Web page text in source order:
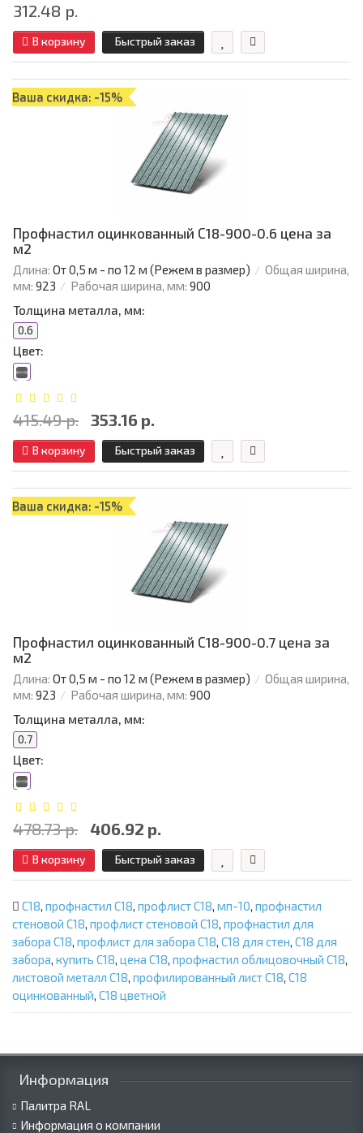
312.48 р.
В корзину Быстрый заказ
Ваша скидка: -15%
Профнастил оцинкованный С18-900-0.6 цена за
м2
Длина: От 0,5 м - по 12 м (Режем в размер)
Общая ширина,
мм: 923 Рабочая ширина, мм: 900
Толщина металла, мм:
0.6
Цвет:
415.49 р. 353.16 р.
В корзину Быстрый заказ
Ваша скидка: -15%
Профнастил оцинкованный С18-900-0.7 цена за
м2
Длина: От 0,5 м - по 12 м (Режем в размер)
Общая ширина,
мм: 923 Рабочая ширина, мм: 900
Толщина металла, мм:
0.7
Цвет:
478.73 р. 406.92 р.
В корзину Быстрый заказ
С18, профнастил С18, профлист С18, мп-10, профнастил
стеновой С18, профлист стеновой С18, профнастил для
забора С18, профлист для забора С18, С18 для стен, С18 для
забора, купить С18, цена С18, профнастил облицовочный С18,
листовой металл С18, профилированный лист С18, С18
оцинкованный, С18 цветной
Информация
Палитра RAL
Информация о компании